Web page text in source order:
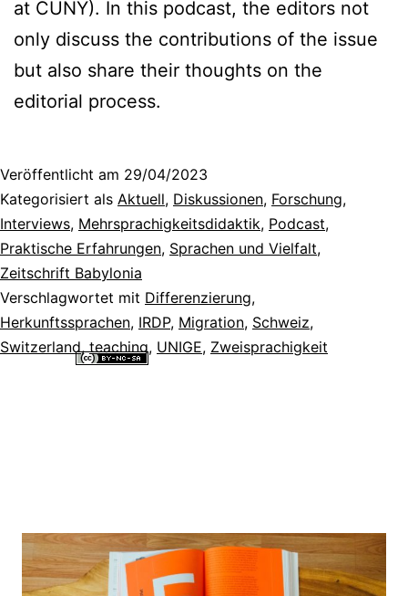
at CUNY). In this podcast, the editors not
only discuss the contributions of the issue
but also share their thoughts on the
editorial process.
Veröffentlicht am 29/04/2023
Kategorisiert als Aktuell, Diskussionen, Forschung,
Interviews, Mehrsprachigkeitsdidaktik, Podcast,
Praktische Erfahrungen, Sprachen und Vielfalt,
Zeitschrift Babylonia
Verschlagwortet mit Differenzierung,
Herkunftssprachen, IRDP, Migration, Schweiz,
Switzerland,teaching, UNIGE, Zweisprachigkeit